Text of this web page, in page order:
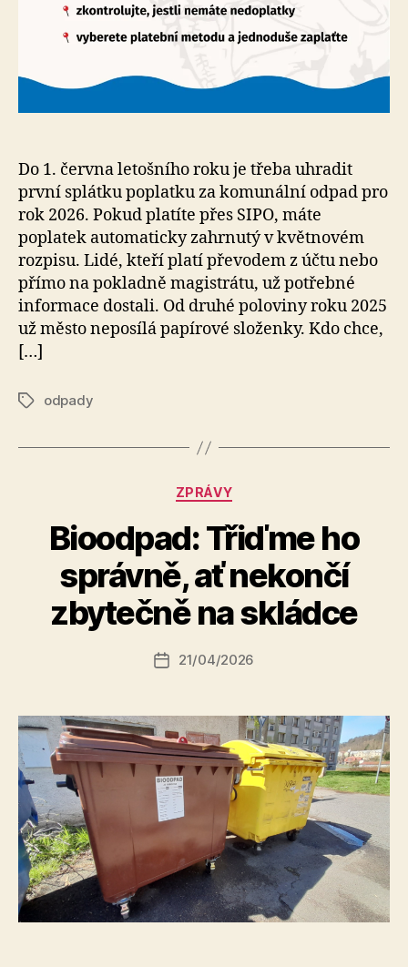
Do 1. června letošního roku je třeba uhradit
první splátku poplatku za komunální odpad pro
rok 2026. Pokud platíte přes SIPO, máte
poplatek automaticky zahrnutý v květnovém
rozpisu. Lidé, kteří platí převodem z účtu nebo
přímo na pokladně magistrátu, už potřebné
informace dostali. Od druhé poloviny roku 2025
už město neposílá papírové složenky. Kdo chce,
[…]
Štítkyodpady
Rubriky
ZPRÁVY
Bioodpad: Třiďme ho
správně, ať nekončí
zbytečně na skládce
Autor
u
o
a
s
o
Datum
21/04/2026